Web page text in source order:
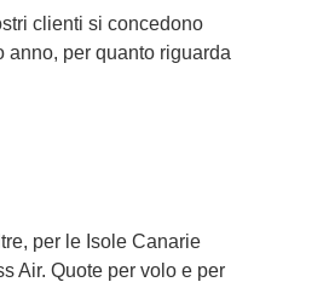
clienti si concedono
per quanto riguarda
per le Isole Canarie
Air. Quote per volo e per